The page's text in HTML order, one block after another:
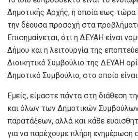
Δημοτικής Αρχής, η οποία έως τώρα
την δέουσα προσοχή στα
Επισημαίνεται, ότι η ΔΕΥΑΗ είναι
Δήμου και η λειτουργία της
Διοικητικό Συμβούλιο της ΔΕΥΑΗ
Δημοτικό Συμβούλιο, στο οποίο
Εμείς, είμαστε πάντα στη διάθεση
και όλων των Δημοτικών
παρατάξεων, αλλά και κάθε
για να παρέχουμε πλήρη ενημέρωση